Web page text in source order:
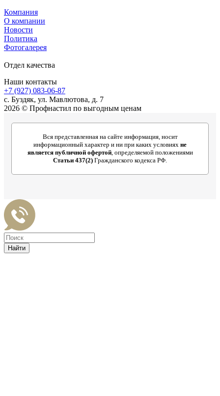
Компания
О компании
Новости
Политика
Фотогалерея
Отдел качества
Наши контакты
+7 (927) 083-06-87
c. Буздяк, ул. Мавлютова, д. 7
2026 © Профнастил по выгодным ценам
Вся представленная на сайте информация, носит
информационный характер и ни при каких условиях не
является публичной офертой, определяемой положениями
Статьи 437(2) Гражданского кодекса РФ.
Найти